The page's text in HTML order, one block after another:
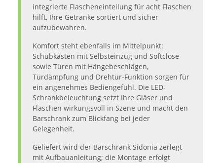
integrierte Flascheneinteilung für acht Flaschen
hilft, Ihre Getränke sortiert und sicher
aufzubewahren.
Komfort steht ebenfalls im Mittelpunkt:
Schubkästen mit Selbsteinzug und Softclose
sowie Türen mit Hängebeschlägen,
Türdämpfung und Drehtür-Funktion sorgen für
ein angenehmes Bediengefühl. Die LED-
Schrankbeleuchtung setzt Ihre Gläser und
Flaschen wirkungsvoll in Szene und macht den
Barschrank zum Blickfang bei jeder
Gelegenheit.
Geliefert wird der Barschrank Sidonia zerlegt
mit Aufbauanleitung; die Montage erfolgt